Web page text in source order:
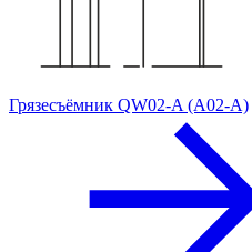
Грязесъёмник QW02-A (A02-A)